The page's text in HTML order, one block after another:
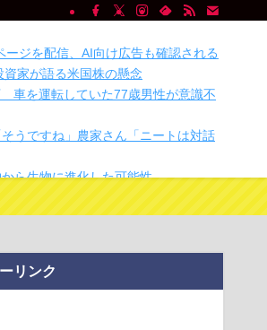
ジを配信、AI向け広告も確認される
資家が語る米国株の懸念
車を運転していた77歳男性が意識不
うですね」農家さん「ニートは対話
ら生物に進化した可能性
担い手」…多文化共生実現への提
カセット救出ガジェット
有料に--ジェットスター・ジャパン運
リンク